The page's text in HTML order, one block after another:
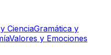
CienciaGramática y
Valores y Emociones